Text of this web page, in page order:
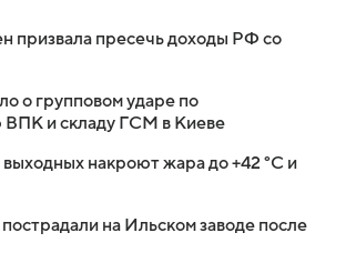
призвала пресечь доходы РФ со
о групповом ударе по
ВПК и складу ГСМ в Киеве
накроют жара до +42 °C и
на Ильском заводе после